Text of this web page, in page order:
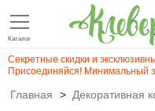
Каталог
Секретные скидки и
Присоединяйся! Минимальный
Главная > Декоративная